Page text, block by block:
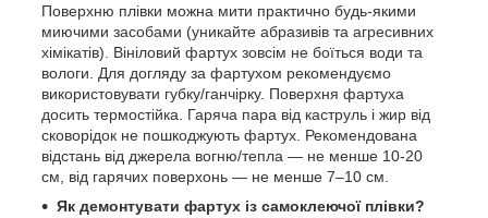
Поверхню плівки можна мити практично будь-якими
миючими засобами (уникайте абразивів та агресивних
хімікатів). Вініловий фартух зовсім не боїться води та
вологи. Для догляду за фартухом рекомендуємо
використовувати губку/ганчірку. Поверхня фартуха
досить термостійка. Гаряча пара від каструль і жир від
сковорідок не пошкоджують фартух. Рекомендована
відстань від джерела вогню/тепла — не менше 10-20
см, від гарячих поверхонь — не менше 7–10 см.
Як демонтувати фартух із самоклеючої плівки?